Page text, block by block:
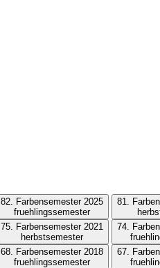
82. Farbensemester 2025
fruehlingssemester
81.
75. Farbensemester 2021
herbstsemester
74.
68. Farbensemester 2018
fruehlingssemester
67.